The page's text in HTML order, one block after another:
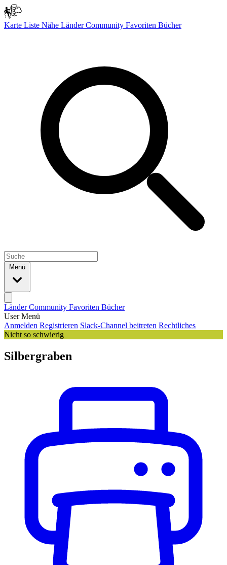
Karte Liste Nähe LänderCommunity Favoriten Bücher
Menü
LänderCommunity Favoriten Bücher
User Menü
Anmelden Registrieren Slack-Channel beitreten Rechtliches
Nicht so schwierig
Silbergraben